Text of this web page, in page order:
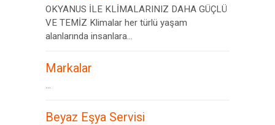
OKYANUS İLE KLİMALARINIZ DAHA GÜÇLÜ
VE TEMİZ Klimalar her türlü yaşam
alanlarında insanlara...
Markalar
...
Beyaz Eşya Servisi